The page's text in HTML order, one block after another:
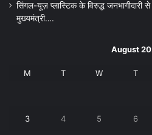
सिंगल-यूज़ प्लास्टिक के विरुद्ध जनभागीदारी से
मुख्यमंत्री….
August
M T W T
3 4 5 6